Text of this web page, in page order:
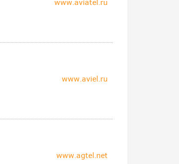
www.aviatel.ru
www.aviel.ru
www.agtel.net